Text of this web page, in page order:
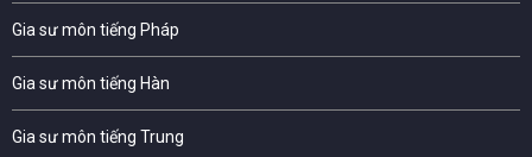
Gia sư môn tiếng Pháp
Gia sư môn tiếng Hàn
Gia sư môn tiếng Trung